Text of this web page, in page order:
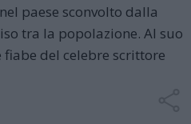
paese sconvolto dalla
tra la popolazione. Al suo
del celebre scrittore